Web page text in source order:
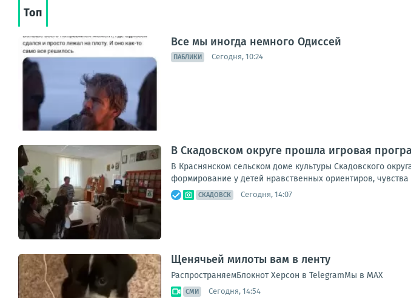
Топ
Все мы иногда немного Одиссей
ПАБЛИКИ Сегодня, 10:24
В Скадовском округе прошла игровая
В Краснянском сельском доме культуры Скадовского
формирование у детей нравственных ориентиров,
СКАДОВСК Сегодня, 14:07
Щенячьей милоты вам в ленту
РаспространяемБлокнот Херсон в TelegramМы в MAX
СМИ Сегодня, 14:54